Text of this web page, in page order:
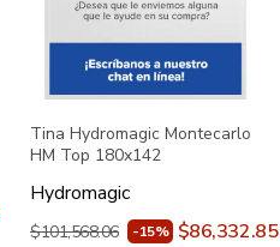
Tina Hydromagic Montecarlo
HM Top 180x142
Hydromagic
$101,568.06 -15% $86,332.85